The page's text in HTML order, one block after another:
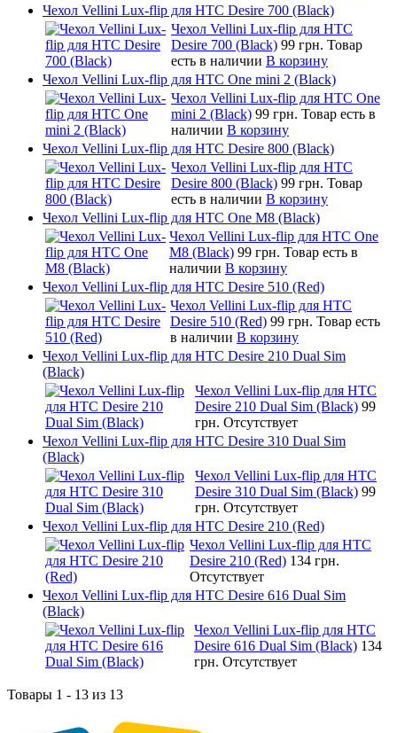
Чехол Vellini Lux-flip для HTC Desire 700 (Black)
Чехол Vellini Lux-flip для HTC
Desire 700 (Black) 99 грн. Товар
есть в наличии В корзину
Чехол Vellini Lux-flip для HTC One mini 2 (Black)
Чехол Vellini Lux-flip для HTC One
mini 2 (Black) 99 грн. Товар есть в
наличии В корзину
Чехол Vellini Lux-flip для HTC Desire 800 (Black)
Чехол Vellini Lux-flip для HTC
Desire 800 (Black) 99 грн. Товар
есть в наличии В корзину
Чехол Vellini Lux-flip для HTC One M8 (Black)
Чехол Vellini Lux-flip для HTC One
M8 (Black) 99 грн. Товар есть в
наличии В корзину
Чехол Vellini Lux-flip для HTC Desire 510 (Red)
Чехол Vellini Lux-flip для HTC
Desire 510 (Red) 99 грн. Товар есть
в наличии В корзину
Чехол Vellini Lux-flip для HTC Desire 210 Dual Sim
(Black)
Чехол Vellini Lux-flip для HTC
Desire 210 Dual Sim (Black) 99
грн. Отсутствует
Чехол Vellini Lux-flip для HTC Desire 310 Dual Sim
(Black)
Чехол Vellini Lux-flip для HTC
Desire 310 Dual Sim (Black) 99
грн. Отсутствует
Чехол Vellini Lux-flip для HTC Desire 210 (Red)
Чехол Vellini Lux-flip для HTC
Desire 210 (Red) 134 грн.
Отсутствует
Чехол Vellini Lux-flip для HTC Desire 616 Dual Sim
(Black)
Чехол Vellini Lux-flip для HTC
Desire 616 Dual Sim (Black) 134
грн. Отсутствует
Товары 1 - 13 из 13